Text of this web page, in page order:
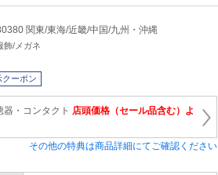
関東/東海/近畿/中国/九州・沖縄
飾/メガネ
クーポン
器・コンタクト 店頭価格（セール品含む）よ
その他の特典は商品詳細にてご確認ください